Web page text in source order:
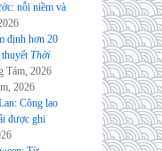
nỗi niềm và
định hơn 20
thuyếtThời
Tám, 2026
2026
Công lao
được ghi